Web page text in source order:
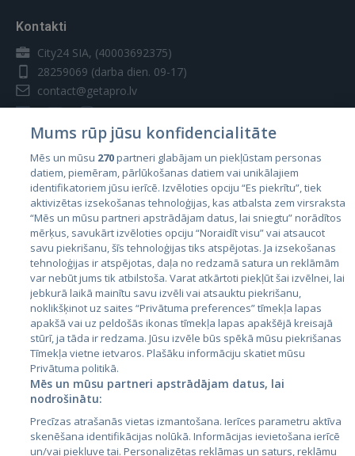
Kontakti
City24 SIA, (40003692375)
28259069 (darba dien. 09-17)
contact@getapro.lv
Valstis
Igaunija
Latvija
Lietuva
City24.lv
City24.ee
GetaPro.lv
Kainos.lt
Paslaugos.lt
Mums rūp jūsu konfidencialitāte
Mēs un mūsu 270partneri glabājam un piekļūstam personas
datiem, piemēram, pārlūkošanas datiem vai unikālajiem
identifikatoriem jūsu ierīcē. Izvēloties opciju “Es piekrītu”, tiek
aktivizētas izsekošanas tehnoloģijas, kas atbalsta zem virsraksta
“Mēs un mūsu partneri apstrādājam datus, lai sniegtu” norādītos
mērķus, savukārt izvēloties opciju “Noraidīt visu” vai atsaucot
savu piekrišanu, šīs tehnoloģijas tiks atspējotas. Ja izsekošanas
tehnoloģijas ir atspējotas, daļa no redzamā satura un reklāmām
var nebūt jums tik atbilstoša. Varat atkārtoti piekļūt šai izvēlnei, lai
jebkurā laikā mainītu savu izvēli vai atsauktu piekrišanu,
noklikšķinot uz saites “Privātuma preferences” tīmekļa lapas
apakšā vai uz peldošās ikonas tīmekļa lapas apakšējā kreisajā
stūrī, ja tāda ir redzama. Jūsu izvēle būs spēkā mūsu piekrišanas
Tīmekļa vietne ietvaros. Plašāku informāciju skatiet mūsu
Privātuma politikā.
Mēs un mūsu partneri apstrādājam datus, lai
nodrošinātu:
Precīzas atrašanās vietas izmantošana. Ierīces parametru aktīva
skenēšana identifikācijas nolūkā. Informācijas ievietošana ierīcē
un/vai piekļuve tai. Personalizētas reklāmas un saturs, reklāmu